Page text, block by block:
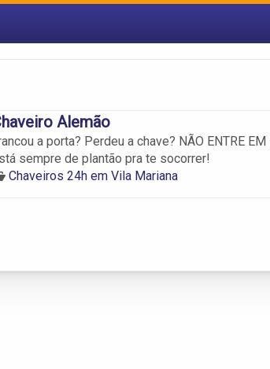
Alemão
a porta? Perdeu a chave? NÃO ENTRE
sempre de plantão pra te socorrer!
Chaveiros 24h em Vila Mariana